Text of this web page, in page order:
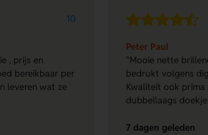
10
, prijs en
bereikbaar per
leveren wat ze
Peter Paul
"Mooie nette
bedrukt volgens
Kwaliteit ook prima
dubbellaags
7 dagen geleden